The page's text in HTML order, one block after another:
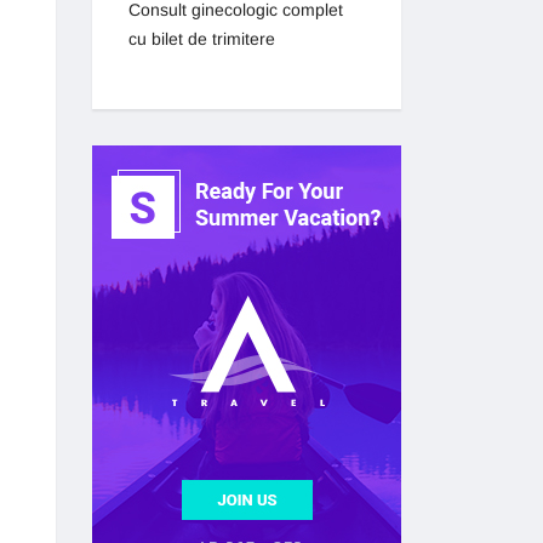
Consult ginecologic complet
cu bilet de trimitere